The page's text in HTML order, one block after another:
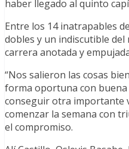
haber llegado al quinto
Entre los 14 inatrapables
dobles y un indiscutible del
carrera anotada y
“Nos salieron las cosas
forma oportuna con
conseguir otra importante
comenzar la semana con
el compromiso.